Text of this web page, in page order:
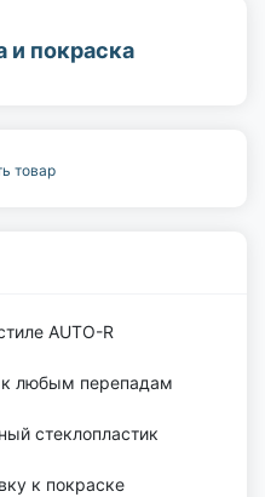
и покраска
товар
AUTO-R
к любым перепадам
стеклопластик
к покраске